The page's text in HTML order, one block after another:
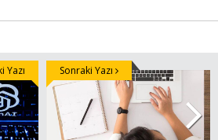
Yazı Sonraki Yazı